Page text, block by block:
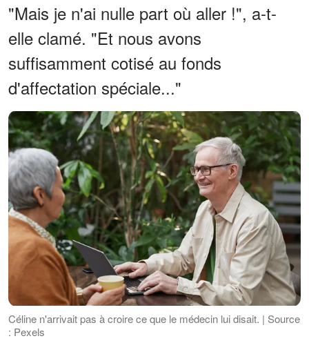
"Mais je n'ai nulle part où aller !", a-t-
elle clamé. "Et nous avons
suffisamment cotisé au fonds
d'affectation spéciale..."
Céline n'arrivait pas à croire ce que le médecin lui disait. | Source
: Pexels